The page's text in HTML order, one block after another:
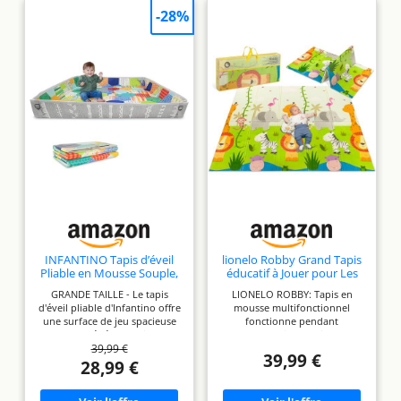
INFANTINO Tapis d’éveil
Pliable en Mousse Souple,
Facilement Transportable,
Côtés Rabattables,
Antidérapant, Tapis d’éveil
Motifs Multicolore
GRANDE TAILLE - Le tapis
d'éveil pliable d'Infantino offre
une surface de jeu spacieuse
pour les bébés et les jeunes
enfants, favorisant ainsi leur
liberté de mouvement et leur
exploration. FACILEMENT
TRANSPORTABLE - Grâce à sa
39,99 €
28,99 €
-28%
lionelo Robby Grand Tapis
éducatif à Jouer pour Les
Pliable, Double Face, léger
et imperméable, matériau
XPE sûr et Durable, Sac
LIONELO ROBBY: Tapis en
mousse multifonctionnel
fonctionne pendant
relief inspirent des jeux
dès le premier jour de sa vie
39,99 €